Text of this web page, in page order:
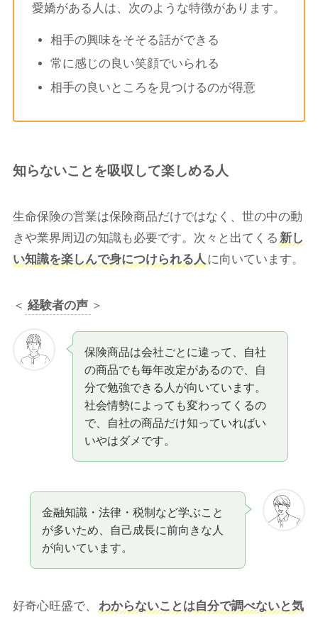
愛嬌がある人は、次のような特徴があります。
相手の興味をそそる話ができる
常に感じの良い笑顔でいられる
相手の良いところを見つけるのが得意
知らないことを吸収して楽しめる人
生命保険の営業は保険商品だけではなく、世の中の動
きや業界周辺の知識も必要です。次々と出てくる 新し
い知識を楽しんで身につけられる人 に向いています。
＜ 経験者の声 ＞
保険商品は会社ごとに違って、自社
の商品でも毎年改定があるので、自
分で勉強できる人が向いています。
社会情勢によっても変わってくるの
で、自社の商品だけ知っていればい
いやはダメです。
金融知識・法律・税制など学ぶこと
が多いため、自己成長に前向きな人
が向いています。
好奇心旺盛で、 わからないことは自分で調べないと気